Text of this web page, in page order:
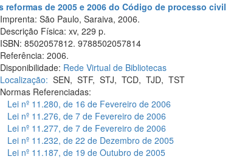
reformas de 2005 e 2006 do Código de processo civil
São Paulo, Saraiva, 2006.
Física: xv, 229 p.
8502057812. 9788502057814
2006.
Rede Virtual de Bibliotecas
Localização: SEN,STF,STJ,TCD,TJD,TST
Referenciadas:
Lei nº 11.280, de 16 de Fevereiro de 2006
Lei nº 11.276, de 7 de Fevereiro de 2006
Lei nº 11.277, de 7 de Fevereiro de 2006
Lei nº 11.232, de 22 de Dezembro de 2005
Lei nº 11.187, de 19 de Outubro de 2005